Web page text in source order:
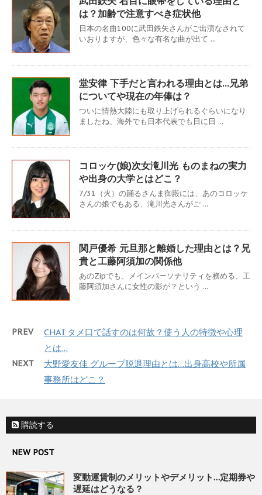
は？加齢で注意すべき症状他
日本の名曲100に武田鉄矢さんがご出演なされて
いおりますが、色々な有名な曲が出て ...
堂安律 下手だと言われる理由とは…兄弟
についてや現在の年俸は？
ついに情熱大陸にも取り上げられるぐらいになり
ましたね、海外でも日本代表でも日に日 ...
コロッケ(娘)次女滝川光 ものまねの実力
や出身の大学とはどこ？
7/31（火）の踊るさんま御殿には、あのコロッケ
さんの娘でもある、滝川光さんがご ...
関戸優希 元旦那と離婚した理由とは？兄
貴と工藤阿須加の関係他
あのZipでも、メインパーソナリティを務める、工
藤阿須加さんに女性の影が？という ...
PREV
CHAI タメ口で話すのは何故？使う人の特徴や心理
とは…
NEXT
大野愛友佳 グループ脱退理由とは…出身高校や所属
事務所はどこ？
購読する
NEW POST
変動運賃制のメリットやデメリット…定期券や
遅延はどうなる？